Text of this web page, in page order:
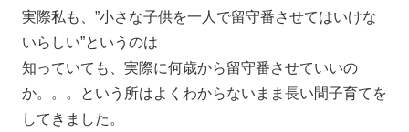
実際私も、”小さな子供を一人で留守番させてはいけな
いらしい”というのは
知っていても、実際に何歳から留守番させていいの
か。。。という所はよくわからないまま長い間子育てを
してきました。